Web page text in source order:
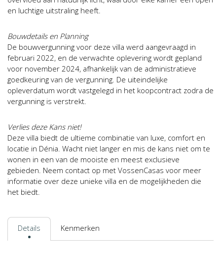
en luchtige uitstraling heeft.
Bouwdetails en Planning
De bouwvergunning voor deze villa werd aangevraagd in
februari 2022, en de verwachte oplevering wordt gepland
voor november 2024, afhankelijk van de administratieve
goedkeuring van de vergunning. De uiteindelijke
opleverdatum wordt vastgelegd in het koopcontract zodra de
vergunning is verstrekt.
Verlies deze Kans niet!
Deze villa biedt de ultieme combinatie van luxe, comfort en
locatie in Dénia. Wacht niet langer en mis de kans niet om te
wonen in een van de mooiste en meest exclusieve
gebieden. Neem contact op met VossenCasas voor meer
informatie over deze unieke villa en de mogelijkheden die
het biedt.
Details Kenmerken